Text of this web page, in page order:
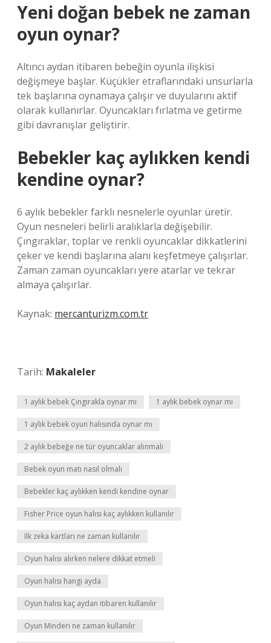
Yeni doğan bebek ne zaman
oyun oynar?
Altıncı aydan itibaren bebeğin oyunla ilişkisi
değişmeye başlar. Küçükler etraflarındaki unsurlarla
tek başlarına oynamaya çalışır ve duyularını aktif
olarak kullanırlar. Oyuncakları fırlatma ve getirme
gibi davranışlar geliştirir.
Bebekler kaç aylıkken kendi
kendine oynar?
6 aylık bebekler farklı nesnelerle oyunlar üretir.
Oyun nesneleri belirli aralıklarla değişebilir.
Çıngıraklar, toplar ve renkli oyuncaklar dikkatlerini
çeker ve kendi başlarına alanı keşfetmeye çalışırlar.
Zaman zaman oyuncakları yere atarlar ve tekrar
almaya çalışırlar.
Kaynak: mercanturizm.com.tr
Tarih: Makaleler
1 aylık bebek Çıngırakla oynar mı 1 aylık bebek oynar mı
1 aylık bebek oyun halısında oynar mı
2 aylık bebeğe ne tür oyuncaklar alınmalı
Bebek oyun matı nasıl olmalı
Bebekler kaç aylıkken kendi kendine oynar
Fisher Price oyun halısı kaç aylıkken kullanılır
Ilk zeka kartları ne zaman kullanılır
Oyun halısı alırken nelere dikkat etmeli
Oyun halısı hangi ayda
Oyun halısı kaç aydan itibaren kullanılır
Oyun Minderi ne zaman kullanılır